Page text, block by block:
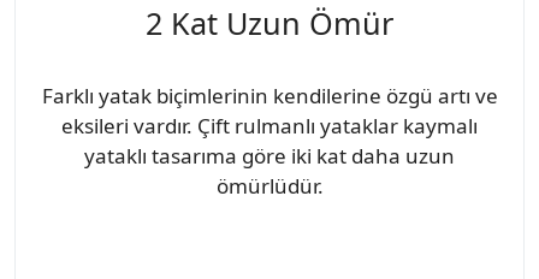
2 Kat Uzun Ömür
Farklı yatak biçimlerinin kendilerine özgü artı ve
eksileri vardır. Çift rulmanlı yataklar kaymalı
yataklı tasarıma göre iki kat daha uzun
ömürlüdür.